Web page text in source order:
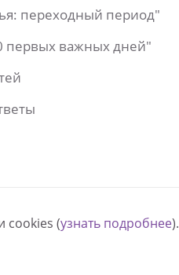
переходный период"
первых важных дней"
cookies (узнать подробнее).